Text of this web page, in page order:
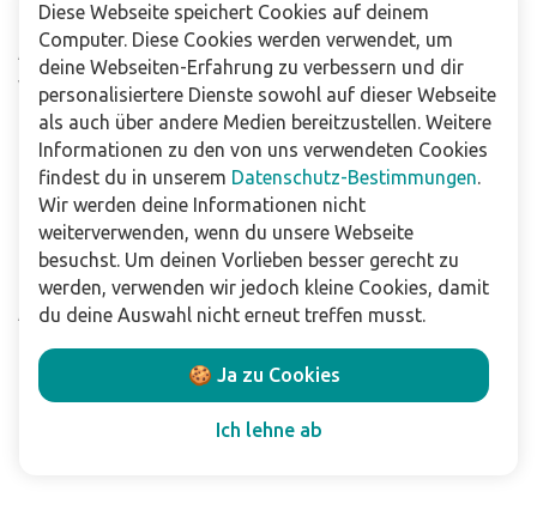
Häufig gestellte Fragen
Abonniere unseren Newsletter
Verkaufsstellen
Für Unternehmen
Downloads
Impressum
Datenschutzbestimmungen
Allgemeine Verkaufs- und Lieferbedingungen
Haftungsausschluss
Diese Webseite speichert Cookies auf deinem
Computer. Diese Cookies werden verwendet, um
deine Webseiten-Erfahrung zu verbessern und dir
personalisiertere Dienste sowohl auf dieser Webseite
als auch über andere Medien bereitzustellen. Weitere
Informationen zu den von uns verwendeten Cookies
findest du in unserem Datenschutz-Bestimmungen.
Wir werden deine Informationen nicht
weiterverwenden, wenn du unsere Webseite
besuchst. Um deinen Vorlieben besser gerecht zu
werden, verwenden wir jedoch kleine Cookies, damit
du deine Auswahl nicht erneut treffen musst.
🍪 Ja zu Cookies
Ich lehne ab